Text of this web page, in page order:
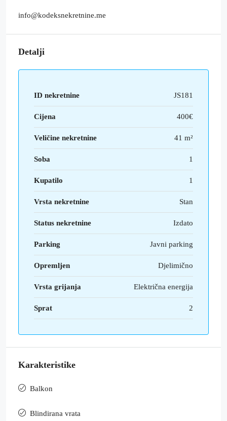
info@kodeksnekretnine.me
Detalji
ID nekretnine JS181
Cijena 400€
Veličine nekretnine 41 m²
Soba 1
Kupatilo 1
Vrsta nekretnine Stan
Status nekretnine Izdato
Parking Javni parking
Opremljen Djelimično
Vrsta grijanja Električna energija
Sprat 2
Karakteristike
Balkon
Blindirana vrata